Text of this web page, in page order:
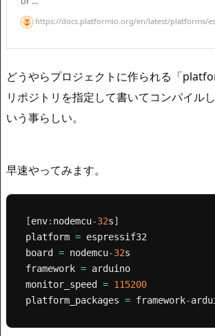
https://docs.platformio.org/en/latest/platforms/
どうやらプロジェクトに作られる「
リポジトリを指定して書いてコンパイル
いう事らしい。
早速やってみます。
[env: nodemcu-32s]
platform = espressif32
board = nodemcu-32s
framework = arduino
monitor_speed = 115200
platform_packages = framework-